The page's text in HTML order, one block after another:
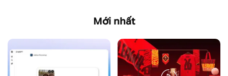
Mới nhất